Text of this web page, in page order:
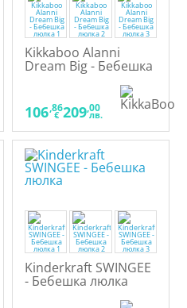
Kikkaboo Alanni
Dream Big - Бебешка
106,86
€ 209,00
лв.
Kinderkraft SWINGEE
- Бебешка люлка